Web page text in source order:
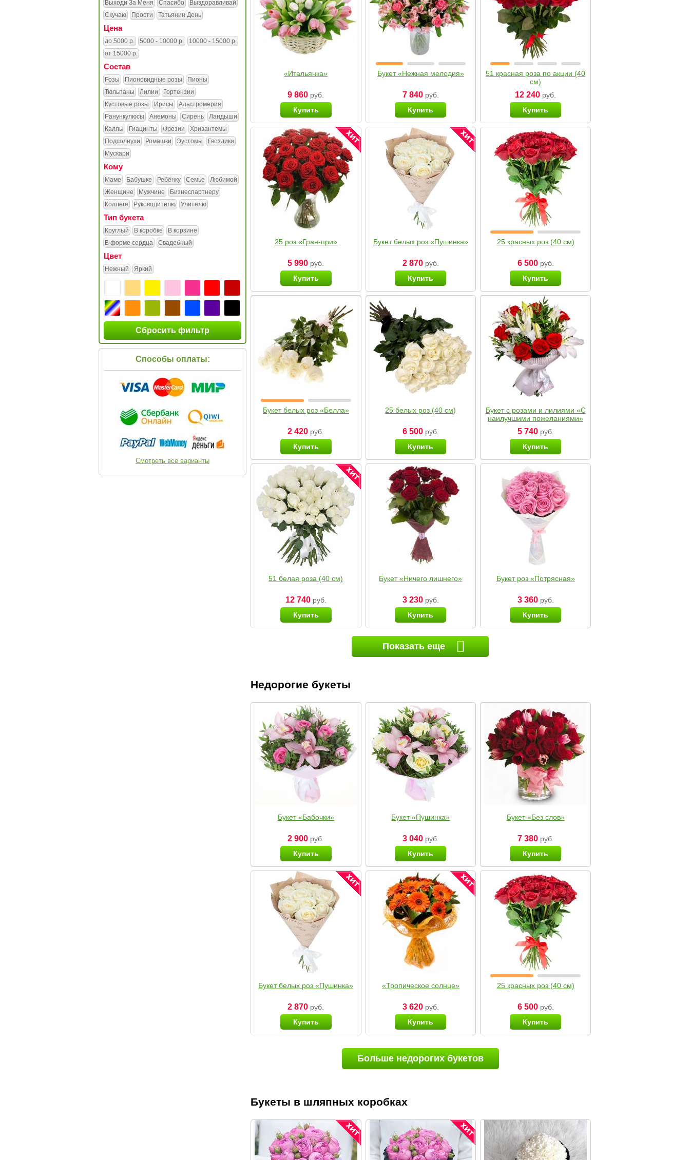
Выходи За Меня
Спасибо
Выздоравливай
Скучаю
Прости Татьянин День
Цена
до 5000 р. 5000 - 10000 р.
10000 - 15000 р.
от 15000 р.
Состав
Розы Пионовидные розы
Пионы
Тюльпаны
Лилии
Гортензии
Кустовые розы
Ирисы
Альстромерия
Ранункулюсы
Анемоны Сирень
Ландыши
Каллы
Гиацинты Фрезии
Хризантемы
Подсолнухи
Ромашки Эустомы
Гвоздики
Мускари
Кому
Маме Бабушке Ребёнку Семье
Любимой
Женщине
Мужчине
Бизнеспартнеру
Коллеге
Руководителю Учителю
Тип букета
Круглый В коробке
В корзине
В форме сердца
Свадебный
Цвет
Нежный Яркий
Сбросить фильтр
Способы оплаты:
Смотреть все варианты
«Итальянка»
9 860 руб.
Купить
Букет «Нежная мелодия»
7 840руб.
Купить
51 красная роза по акции (40
см)
12 240 руб.
Купить
25 роз «Гран-при»
5 990 руб.
Купить
Букет белых роз «Пушинка»
2 870руб.
Купить
25 красных роз (40 см)
6 500руб.
Купить
Букет белых роз «Белла»
2 420 руб.
Купить
25 белых роз (40 см)
6 500руб.
Купить
Букет с розами и лилиями «С
наилучшими пожеланиями»
5 740руб.
Купить
51 белая роза (40 см)
12 740руб.
Купить
Букет «Ничего лишнего»
3 230руб.
Купить
Букет роз «Потрясная»
3 360руб.
Купить
Показать еще
Недорогие букеты
Букет «Бабочки»
2 900 руб.
Купить
Букет «Пушинка»
3 040руб.
Купить
Букет «Без слов»
7 380руб.
Купить
Букет белых роз «Пушинка»
2 870 руб.
Купить
«Тропическое солнце»
3 620руб.
Купить
25 красных роз (40 см)
6 500руб.
Купить
Больше недорогих букетов
Букеты в шляпных коробках